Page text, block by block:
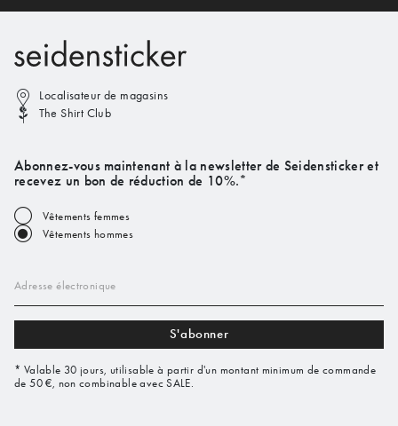
Localisateur de magasins
The Shirt Club
Abonnez-vous maintenant à la newsletter de Seidensticker et
recevez un bon de réduction de 10%.*
Vêtements femmes
Vêtements hommes
Adresse électronique
S'abonner
* Valable 30 jours, utilisable à partir d'un montant minimum de commande
de 50 €, non combinable avec SALE.